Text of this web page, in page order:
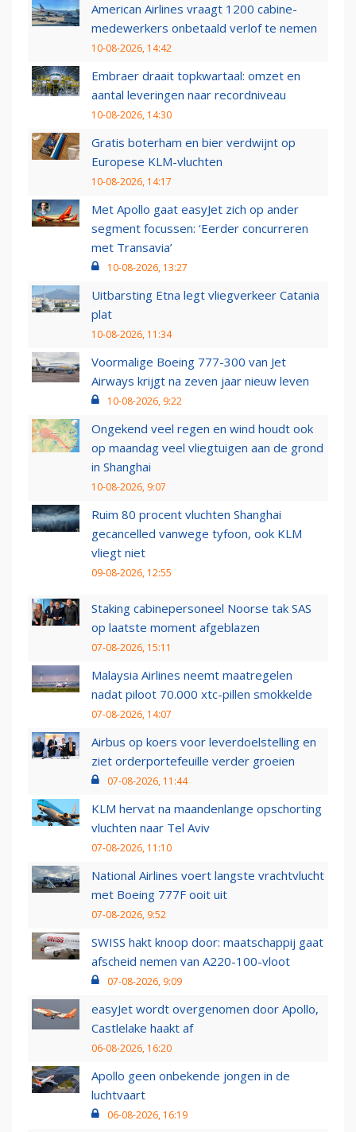
American Airlines vraagt 1200 cabine-
medewerkers onbetaald verlof te nemen
10-08-2026, 14:42
Embraer draait topkwartaal: omzet en
aantal leveringen naar recordniveau
10-08-2026, 14:30
Gratis boterham en bier verdwijnt op
Europese KLM-vluchten
10-08-2026, 14:17
Met Apollo gaat easyJet zich op ander
segment focussen: ‘Eerder concurreren
met Transavia’
10-08-2026, 13:27
Uitbarsting Etna legt vliegverkeer Catania
plat
10-08-2026, 11:34
Voormalige Boeing 777-300 van Jet
Airways krijgt na zeven jaar nieuw leven
10-08-2026, 9:22
Ongekend veel regen en wind houdt ook
op maandag veel vliegtuigen aan de grond
in Shanghai
10-08-2026, 9:07
Ruim 80 procent vluchten Shanghai
gecancelled vanwege tyfoon, ook KLM
vliegt niet
09-08-2026, 12:55
Staking cabinepersoneel Noorse tak SAS
op laatste moment afgeblazen
07-08-2026, 15:11
Malaysia Airlines neemt maatregelen
nadat piloot 70.000 xtc-pillen smokkelde
07-08-2026, 14:07
Airbus op koers voor leverdoelstelling en
ziet orderportefeuille verder groeien
07-08-2026, 11:44
KLM hervat na maandenlange opschorting
vluchten naar Tel Aviv
07-08-2026, 11:10
National Airlines voert langste vrachtvlucht
met Boeing 777F ooit uit
07-08-2026, 9:52
SWISS hakt knoop door: maatschappij gaat
afscheid nemen van A220-100-vloot
07-08-2026, 9:09
easyJet wordt overgenomen door Apollo,
Castlelake haakt af
06-08-2026, 16:20
Apollo geen onbekende jongen in de
luchtvaart
06-08-2026, 16:19